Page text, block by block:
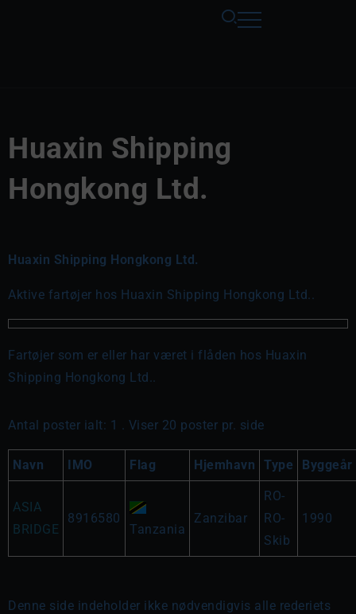
Huaxin Shipping
Hongkong Ltd.
Huaxin Shipping Hongkong Ltd.
Aktive fartøjer hos Huaxin Shipping Hongkong Ltd..
Fartøjer som er eller har været i flåden hos Huaxin
Shipping Hongkong Ltd..
Antal poster ialt: 1 . Viser 20 poster pr. side
Navn IMO Flag Hjemhavn Type Byggeår
ASIA
BRIDGE
8916580
Tanzania
Zanzibar
RO-
RO-
Skib
1990
Denne side indeholder ikke nødvendigvis alle rederiets